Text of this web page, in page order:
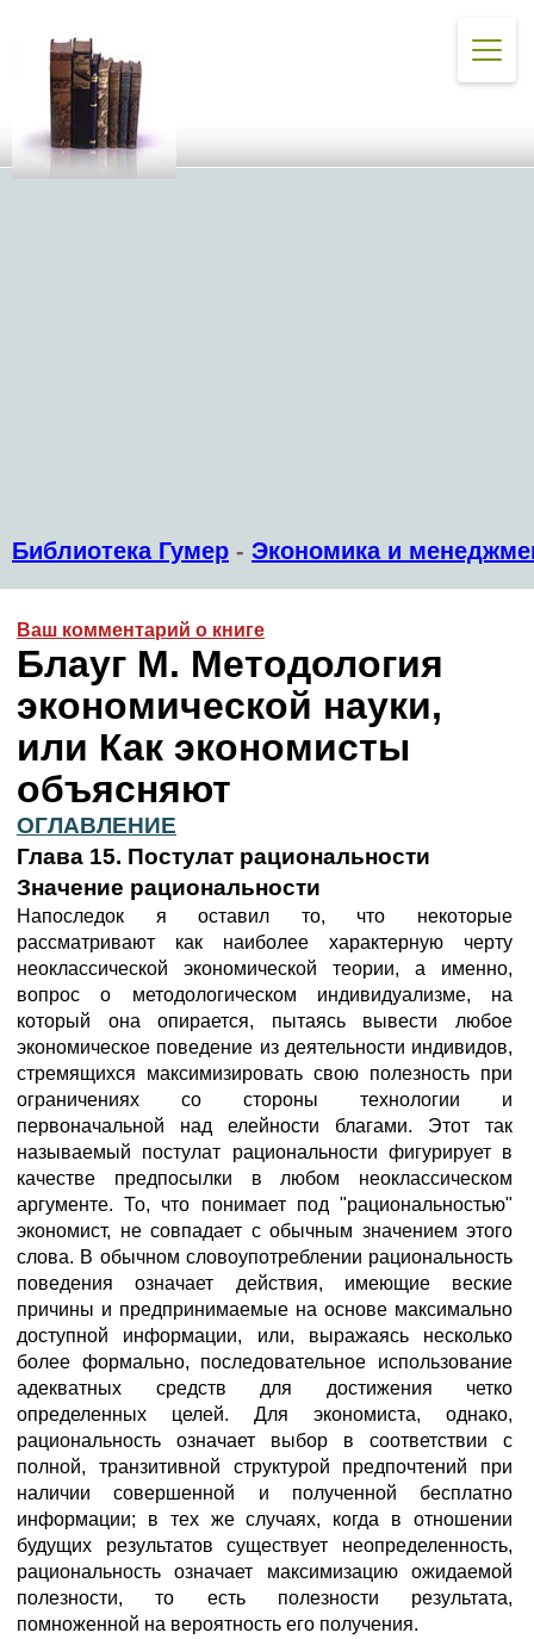
Библиотека Гумер - Экономика и
Ваш комментарий о книге
Блауг М. Методология
экономической науки,
или Как экономисты
объясняют
ОГЛАВЛЕНИЕ
Глава 15. Постулат рациональности
Значение рациональности
Напоследок я оставил то, что некоторые
рассматривают как наиболее характерную черту
неоклассической экономической теории, а именно,
вопрос о методологическом индивидуализме, на
который она опирается, пытаясь вывести любое
экономическое поведение из деятельности индивидов,
стремящихся максимизировать свою полезность при
ограничениях со стороны технологии и
первоначальной над елейности благами. Этот так
называемый постулат рациональности фигурирует в
качестве предпосылки в любом неоклассическом
аргументе. То, что понимает под "рациональностью"
экономист, не совпадает с обычным значением этого
слова. В обычном словоупотреблении рациональность
поведения означает действия, имеющие веские
причины и предпринимаемые на основе максимально
доступной информации, или, выражаясь несколько
более формально, последовательное использование
адекватных средств для достижения четко
определенных целей. Для экономиста, однако,
рациональность означает выбор в соответствии с
полной, транзитивной структурой предпочтений при
наличии совершенной и полученной бесплатно
информации; в тех же случаях, когда в отношении
будущих результатов существует неопределенность,
рациональность означает максимизацию ожидаемой
полезности, то есть полезности результата,
помноженной на вероятность его получения.